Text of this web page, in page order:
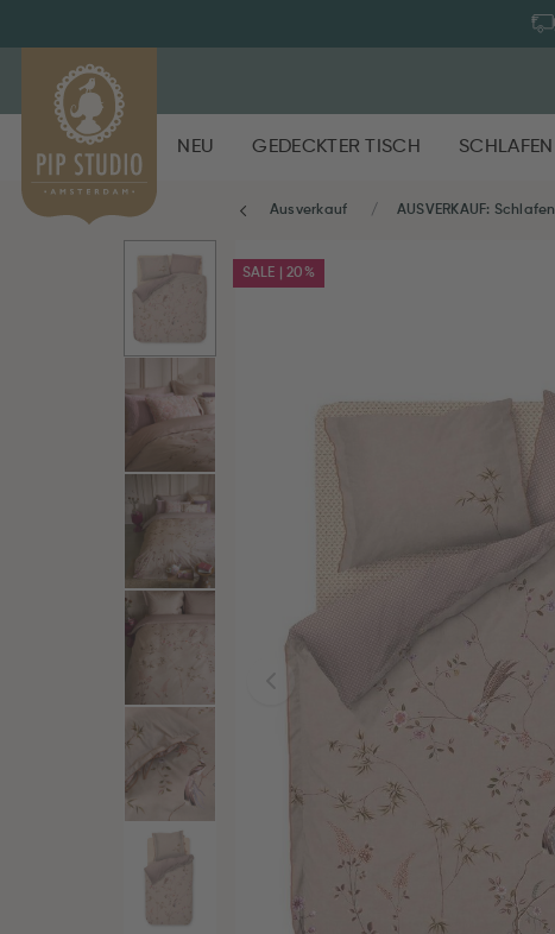
NEU GEDECKTER TISCH SCHLAFEN
Ausverkauf AUSVERKAUF: Schlafen
SALE | 20%